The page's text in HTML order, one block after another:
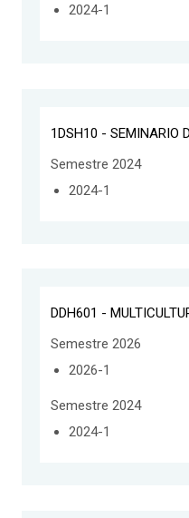
2024-1
1DSH10 - SEMINARIO
Semestre 2024
2024-1
DDH601 -
Semestre 2026
2026-1
Semestre 2024
2024-1